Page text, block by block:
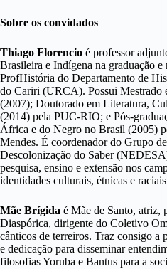
Sobre os convidados
Thiago Florencio é professor
Brasileira e Indígena na graduação
ProfHistória do Departamento de
do Cariri (URCA). Possui Mestrado
(2007); Doutorado em Literatura,
(2014) pela PUC-RIO; e Pós-
África e do Negro no Brasil (2005)
Mendes. É coordenador do Grupo
Descolonização do Saber
pesquisa, ensino e extensão nos
identidades culturais, étnicas e
Mãe Brígida é Mãe de Santo, atriz,
Diaspórica, dirigente do Coletivo
cânticos de terreiros. Traz consigo a
e dedicação para disseminar
filosofias Yoruba e Bantus para a